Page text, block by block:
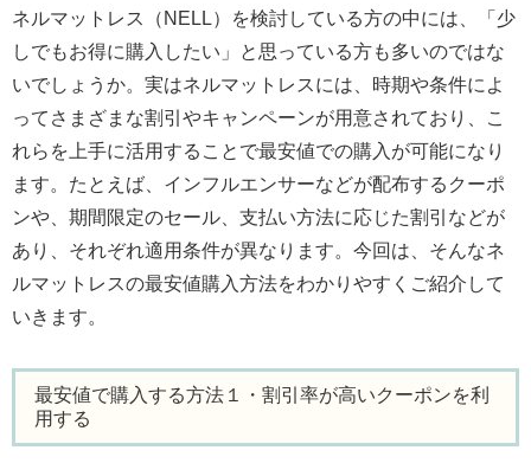
ネルマットレス（NELL）を検討している方の中には、「少
しでもお得に購入したい」と思っている方も多いのではな
いでしょうか。実はネルマットレスには、時期や条件によ
ってさまざまな割引やキャンペーンが用意されており、こ
れらを上手に活用することで最安値での購入が可能になり
ます。たとえば、インフルエンサーなどが配布するクーポ
ンや、期間限定のセール、支払い方法に応じた割引などが
あり、それぞれ適用条件が異なります。今回は、そんなネ
ルマットレスの最安値購入方法をわかりやすくご紹介して
いきます。
最安値で購入する方法１・割引率が高いクーポンを利
用する